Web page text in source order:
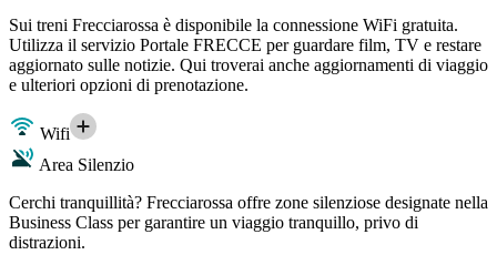
Sui treni Frecciarossa è disponibile la connessione WiFi gratuita.
Utilizza il servizio Portale FRECCE per guardare film, TV e restare
aggiornato sulle notizie. Qui troverai anche aggiornamenti di viaggio
e ulteriori opzioni di prenotazione.
Wifi
Area Silenzio
Cerchi tranquillità? Frecciarossa offre zone silenziose designate nella
Business Class per garantire un viaggio tranquillo, privo di
distrazioni.